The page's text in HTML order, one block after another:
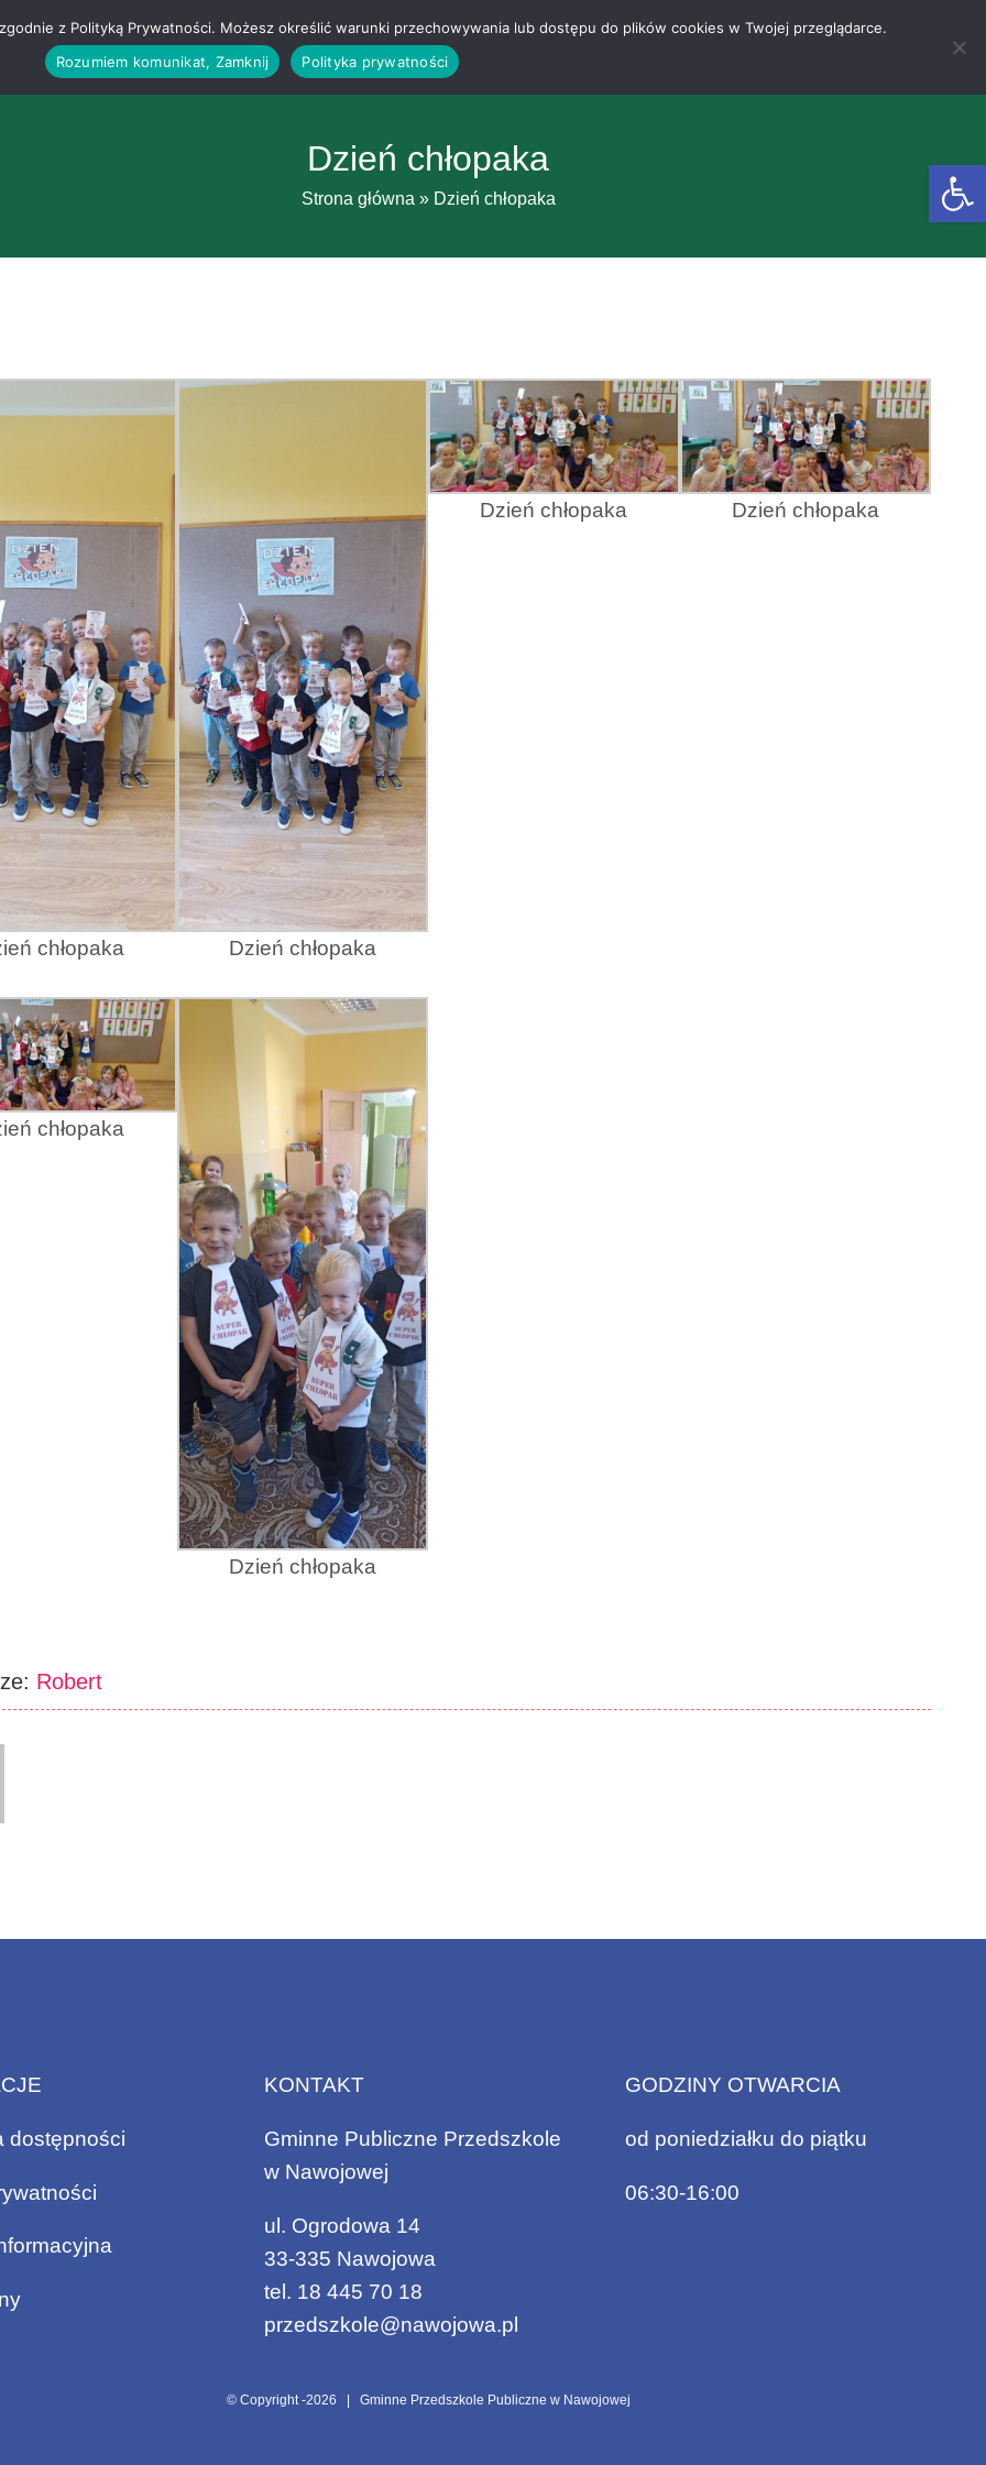
Dzień chłopaka
Strona główna » Dzień chłopaka
chłopaka Dzień chłopaka
Dzień chłopaka Dzień chłopaka
chłopaka
Dzień chłopaka
Robert
dostępności
KONTAKT
Gminne Publiczne Przedszkole
w Nawojowej
ul. Ogrodowa 14
33-335 Nawojowa
tel. 18 445 70 18
przedszkole@nawojowa.pl
GODZINY OTWARCIA
od poniedziałku do piątku
06:30-16:00
© Copyright -2026 | Gminne Przedszkole Publiczne w Nawojowej
z Polityką Prywatności. Możesz określić warunki przechowywania lub dostępu do plików cookies w Twojej przeglądarce.
Rozumiem komunikat, Zamknij
Polityka prywatności